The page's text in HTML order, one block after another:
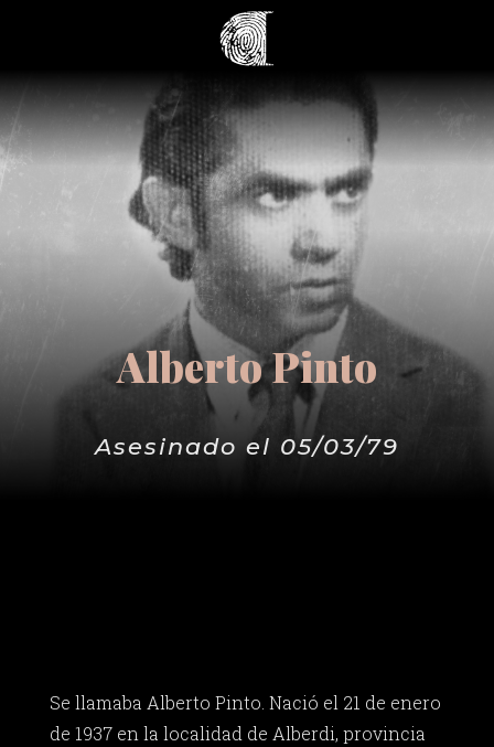
Alberto Pinto
Asesinado el 05/03/79
Se llamaba Alberto Pinto. Nació el 21 de enero
de 1937 en la localidad de Alberdi, provincia